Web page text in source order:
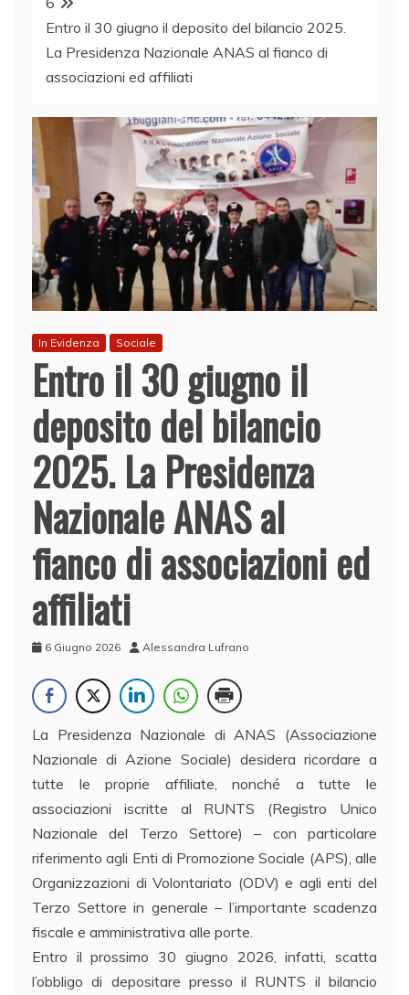
Entro il 30 giugno il deposito del bilancio 2025.
La Presidenza Nazionale ANAS al fianco di
associazioni ed affiliati
In Evidenza Sociale
Entro il 30 giugno il
deposito del bilancio
2025. La Presidenza
Nazionale ANAS al
fianco di associazioni ed
affiliati
6 Giugno 2026 Alessandra Lufrano
La Presidenza Nazionale di ANAS (Associazione
Nazionale di Azione Sociale) desidera ricordare a
tutte le proprie affiliate, nonché a tutte le
associazioni iscritte al RUNTS (Registro Unico
Nazionale del Terzo Settore) – con particolare
riferimento agli Enti di Promozione Sociale (APS), alle
Organizzazioni di Volontariato (ODV) e agli enti del
Terzo Settore in generale – l’importante scadenza
fiscale e amministrativa alle porte.
Entro il prossimo 30 giugno 2026, infatti, scatta
l’obbligo di depositare presso il RUNTS il bilancio